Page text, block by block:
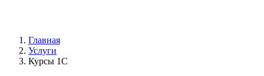
Главная
Услуги
Курсы 1С